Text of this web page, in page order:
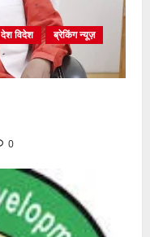
देश विदेश
ब्रेकिंग न्यूज़
0